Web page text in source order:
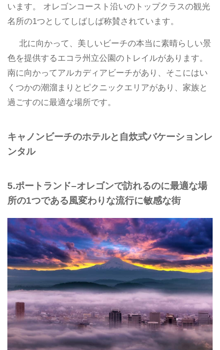
います。 オレゴンコースト沿いのトップクラスの観光
名所の1つとしてしばしば称賛されています。
北に向かって、美しいビーチの本当に素晴らしい景
色を提供するエコラ州立公園のトレイルがあります。
南に向かってアルカディアビーチがあり、そこにはい
くつかの潮溜まりとピクニックエリアがあり、家族と
過ごすのに最適な場所です。
キャノンビーチのホテルと自炊式バケーションレ
ンタル
5.ポートランド–オレゴンで訪れるのに最適な場
所の1つである風変わりな流行に敏感な街